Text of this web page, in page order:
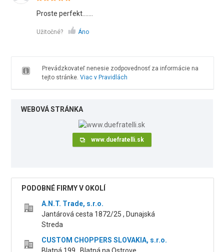
Proste perfekt.......
Užitočné? Áno
Prevádzkovateľ nenesie zodpovednosť za informácie na
tejto stránke. Viac v Pravidlách
WEBOVÁ STRÁNKA
www.duefratelli.sk
PODOBNÉ FIRMY V OKOLÍ
A.N.T. Trade, s.r.o.
Jantárová cesta 1872/25 , Dunajská
Streda
CUSTOM CHOPPERS SLOVAKIA, s.r.o.